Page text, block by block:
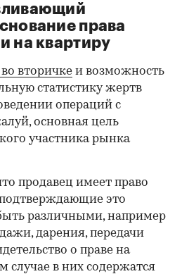
права
на квартиру
вторичке и возможность
статистику жертв
операций с
основная цель
участника рынка
продавец имеет право
это
различными, например
дарения, передачи
о праве на
случае в них содержатся